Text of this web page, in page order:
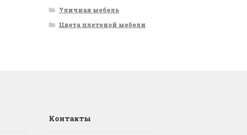
Уличная мебель
Цвета плетеной мебели
Контакты